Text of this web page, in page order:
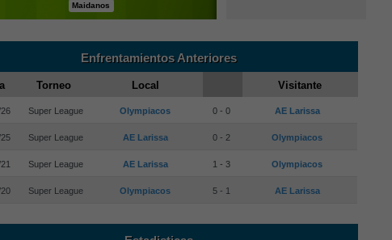
Maidanos
Enfrentamientos Anteriores
Torneo Local Visitante
Super League Olympiacos 0 - 0 AE Larissa
Super League AE Larissa 0 - 2 Olympiacos
Super League AE Larissa 1 - 3 Olympiacos
Super League Olympiacos 5 - 1 AE Larissa